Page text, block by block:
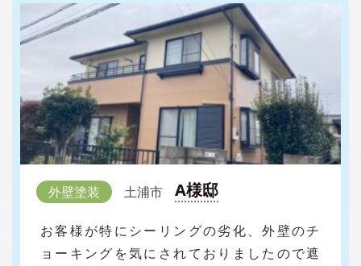
外壁塗装 土浦市 A様邸
お客様が特にシーリングの劣化、外壁のチ
ョーキングを気にされておりましたので遮